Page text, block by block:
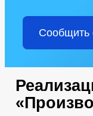
Сообщить